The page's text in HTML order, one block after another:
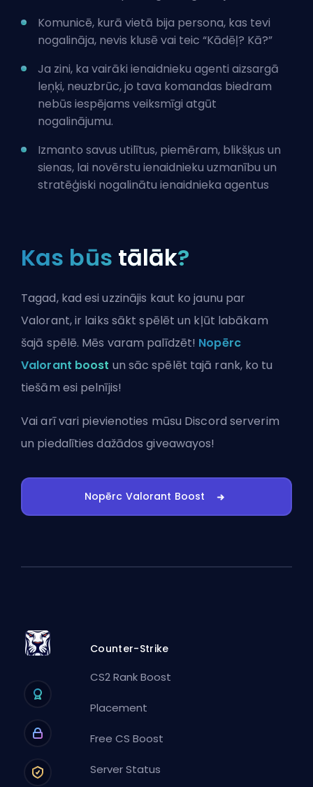
Komunicē, kurā vietā bija persona, kas tevi
nogalināja, nevis klusē vai teic “Kādēļ? Kā?”
Ja zini, ka vairāki ienaidnieku agenti aizsargā
leņķi, neuzbrūc, jo tava komandas biedram
nebūs iespējams veiksmīgi atgūt
nogalinājumu.
Izmanto savus utilītus, piemēram, blikšķus un
sienas, lai novērstu ienaidnieku uzmanību un
stratēģiski nogalinātu ienaidnieka agentus
Kas būs tālāk?
Tagad, kad esi uzzinājis kaut ko jaunu par
Valorant, ir laiks sākt spēlēt un kļūt labākam
šajā spēlē. Mēs varam palīdzēt! Nopērc
Valorant boost un sāc spēlēt tajā rank, ko tu
tiešām esi pelnījis!
Vai arī vari pievienoties mūsu Discord serverim
un piedalīties dažādos giveawayos!
Nopērc Valorant Boost
Counter-Strike
CS2 Rank Boost
Placement
Free CS Boost
Server Status